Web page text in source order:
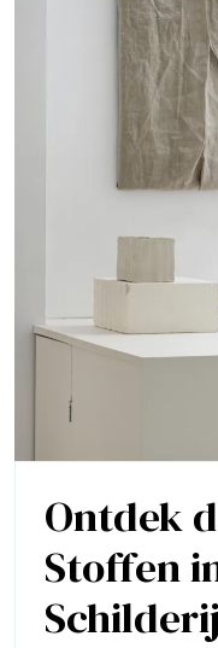
Ontdek
Stoffen
Schilderij